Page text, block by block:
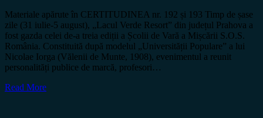
Materiale apărute în CERTITUDINEA nr. 192 și 193 Timp de șase
zile (31 iulie-5 august), „Lacul Verde Resort” din județul Prahova a
fost gazda celei de-a treia ediții a Școlii de Vară a Mișcării S.O.S.
România. Constituită după modelul „Universității Populare” a lui
Nicolae Iorga (Vălenii de Munte, 1908), evenimentul a reunit
personalități publice de marcă, profesori…
Read More